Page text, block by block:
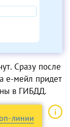
Сразу после
е-мейл придет
в ГИБДД.
линии